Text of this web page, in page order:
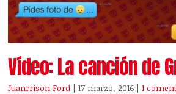
Vídeo: La canción de
Juanrrison Ford | 17 marzo, 2016 |1